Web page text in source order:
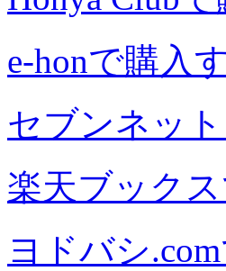
e-honで購入
セブンネッ
楽天ブック
ヨドバシ